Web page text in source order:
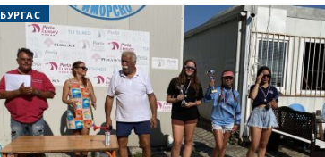
БУРГАС